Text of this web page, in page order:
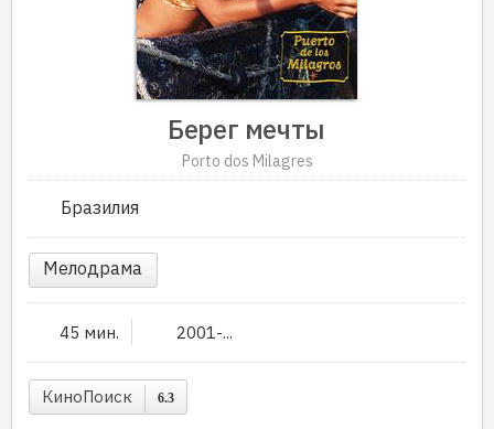
Берег мечты
Porto dos Milagres
Бразилия
Мелодрама
45 мин. 2001-...
КиноПоиск 6.3